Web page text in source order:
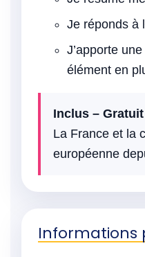
Je réponds à
J’apporte
élément en
Inclus –
La France et la
européenne
Informations